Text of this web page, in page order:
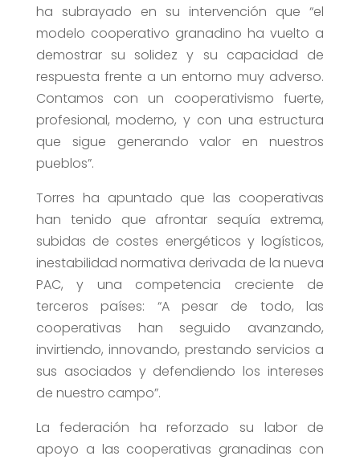
ha subrayado en su intervención que “el
modelo cooperativo granadino ha vuelto a
demostrar su solidez y su capacidad de
respuesta frente a un entorno muy adverso.
Contamos con un cooperativismo fuerte,
profesional, moderno, y con una estructura
que sigue generando valor en nuestros
pueblos”.
Torres ha apuntado que las cooperativas
han tenido que afrontar sequía extrema,
subidas de costes energéticos y logísticos,
inestabilidad normativa derivada de la nueva
PAC, y una competencia creciente de
terceros países: “A pesar de todo, las
cooperativas han seguido avanzando,
invirtiendo, innovando, prestando servicios a
sus asociados y defendiendo los intereses
de nuestro campo”.
La federación ha reforzado su labor de
apoyo a las cooperativas granadinas con